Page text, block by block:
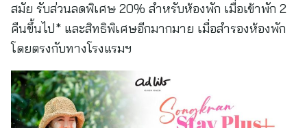
สมัย รับส่วนลดพิเศษ 20% สำหรับห้องพัก เมื่อเข้าพัก 2
คืนขึ้นไป* และสิทธิพิเศษอีกมากมาย เมื่อสำรองห้องพัก
โดยตรงกับทางโรงแรมฯ